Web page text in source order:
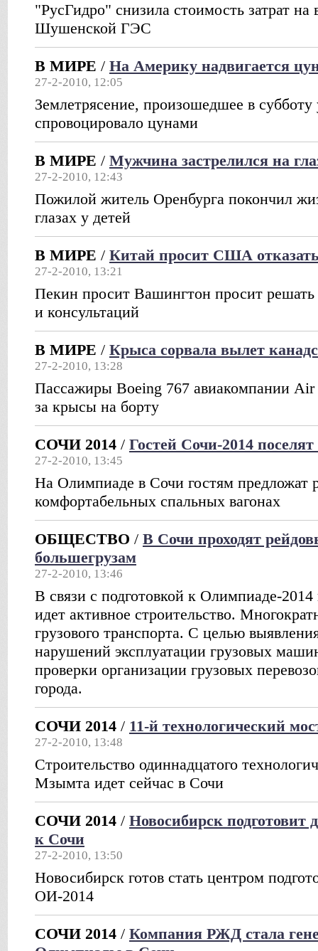
"РусГидро" снизила стоимость затрат на
Шушенской ГЭС
В МИРЕ / На Америку надвигается
27-2-2010, 12:05
Землетрясение, произошедшее в субботу
спровоцировало цунами
В МИРЕ / Мужчина застрелился на
27-2-2010, 12:43
Пожилой житель Оренбурга покончил
глазах у детей
В МИРЕ / Китай просит США
27-2-2010, 13:21
Пекин просит Вашингтон просит решать
и консультаций
В МИРЕ / Крыса сорвала вылет
27-2-2010, 13:28
Пассажиры Boeing 767 авиакомпании Air
за крысы на борту
СОЧИ 2014 / Гостей Сочи-2014
27-2-2010, 13:45
На Олимпиаде в Сочи гостям предложат
комфортабельных спальных вагонах
ОБЩЕСТВО / В Сочи проходят
большегрузам
27-2-2010, 13:46
В связи с подготовкой к Олимпиаде-2014
идет активное строительство.
грузового транспорта. С целью
нарушений эксплуатации грузовых
проверки организации грузовых
города.
СОЧИ 2014 / 11-й технологический
27-2-2010, 13:48
Строительство одиннадцатого
Мзымта идет сейчас в Сочи
СОЧИ 2014 / Новосибирск подготовит
к Сочи
27-2-2010, 13:50
Новосибирск готов стать центром
ОИ-2014
СОЧИ 2014 / Компания РЖД стала